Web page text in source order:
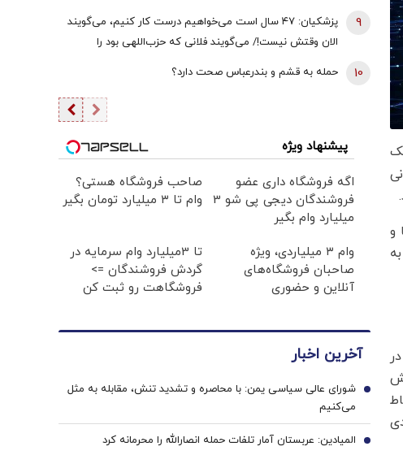
و
پزشکیان: ۴۷ سال است می‌خواهیم درست کار کنیم، می‌گویند
الان وقتش نیست!/ می‌گویند فلانی که حزب‌اللهی بود را
9
حمله به قشم و بندرعباس صحت دارد؟ 10
پیشنهاد ویژه
اگه فروشگاه داری عضو
فروشندگان دیجی پی شو 3
میلیارد وام بگیر
صاحب فروشگاه هستی؟
وام تا ۳ میلیارد تومان بگیر
وام ۳ میلیاردی، ویژه
صاحبان فروشگاه‌های
آنلاین و حضوری
تا 3میلیارد وام سرمایه در
گردش فروشندگان =>
فروشگاهت رو ثبت کن
آخرین اخبار
شورای عالی سیاسی یمن: با محاصره و تشدید تنش، مقابله به مثل
می‌کنیم
1
المیادین: عربستان آمار تلفات حمله انصارالله را محرمانه کرد 2